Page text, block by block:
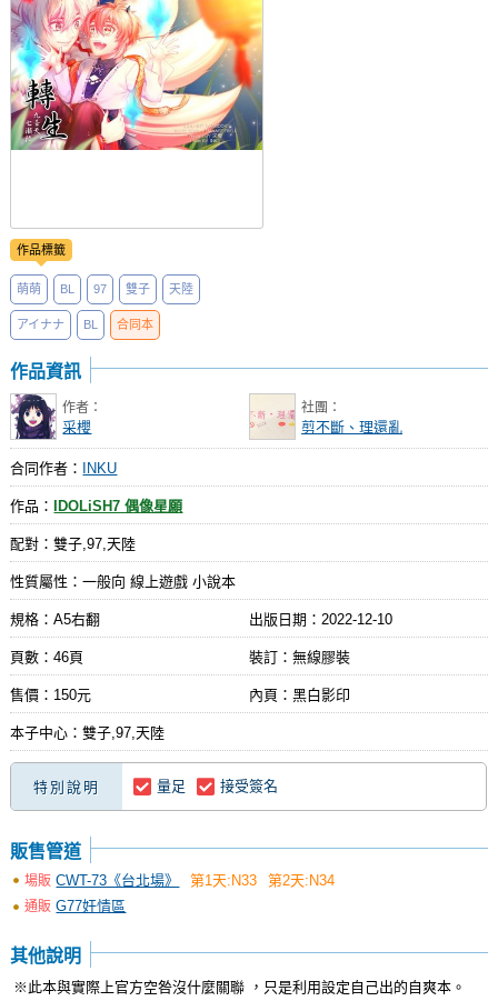
作品標籤
萌萌 BL 97 雙子 天陸
アイナナ BL 合同本
作品資訊
作者：
采櫻
社團：
剪不斷、理還亂
合同作者： INKU
作品： IDOLiSH7 偶像星願
配對：雙子,97,天陸
性質屬性：一般向 線上遊戲 小說本
規格：A5右翻 出版日期： 2022-12-10
頁數：46頁 裝訂：無線膠裝
售價：150元 內頁：黑白影印
本子中心：雙子,97,天陸
特別說明 量足 接受簽名
販售管道
場販 CWT-73《台北場》 第1天:N33 第2天:N34
通販 G77奸情區
其他說明
※此本與實際上官方空咎沒什麼關聯 ，只是利用設定自己出的自爽本。